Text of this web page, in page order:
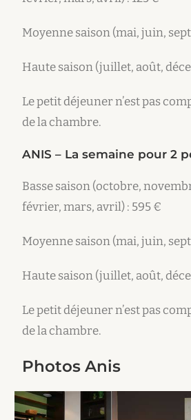
Moyenne saison (mai, juin,
Haute saison (juillet, août,
Le petit déjeuner n’est pas
de la chambre.
ANIS – La semaine pour 2
Basse saison (octobre,
février, mars, avril) : 595 €
Moyenne saison (mai, juin,
Haute saison (juillet, août,
Le petit déjeuner n’est pas
de la chambre.
Photos Anis